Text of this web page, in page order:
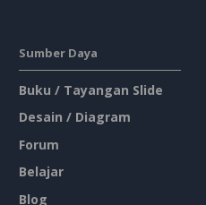
Sumber Daya
Buku / Tayangan Slide
Desain / Diagram
Forum
Belajar
Blog